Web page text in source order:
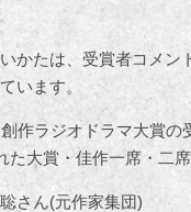
かたは、受賞者コメン
います。
作ラジオドラマ大賞の
た大賞・佳作一席・二
さん(元作家集団)